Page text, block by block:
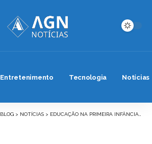
Entretenimento Tecnologia Notícias
BLOG > NOTÍCIAS > EDUCAÇÃO NA PRIMEIRA INFÂNCIA: COMO O LIVRO FÍSICO FORTALECE O VÍNCULO ENTRE PAIS E FILHOS?